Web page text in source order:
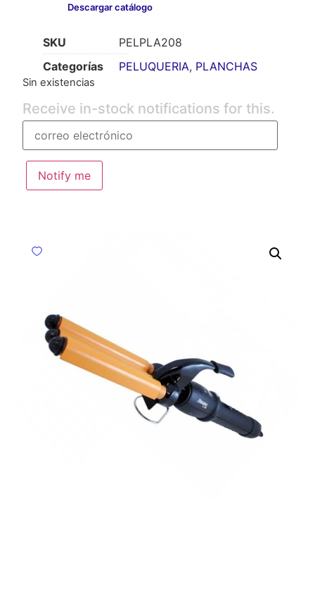
Descargar catálogo
SKU
PELPLA208
Categorías
PELUQUERIA, PLANCHAS
Sin existencias
Receive in-stock notifications for this.
Notify me